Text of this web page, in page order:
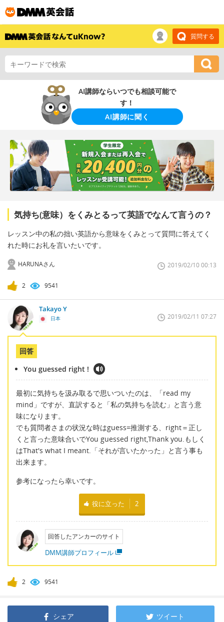
質問する
AI講師ならいつでも相談可能で
す！
AI講師に聞く
気持ち(意味）をくみとるって英語でなんて言うの？
レッスン中の私の拙い英語から意味をくみとって質問に答えてく
れた時にお礼を言いたいです。
HARUNAさん 2019/02/10 00:13
2 9541
Takayo Y
日本 2019/02/11 07:27
回答
You guessed right !
最初に気持ちを汲み取るで思いついたのは、「read my
mind」ですが、直訳すると「私の気持ちを読む」と言う意
味になります。
でも質問者さまの状況な時はguess=推測する、right＝正し
くと言った意味合いでYou guessed right,Thank you.もしく
はThat's what I meant.「それが言いたかった」と言う事も
出来ます。
参考になったら幸いです。
役に立った 2
回答したアンカーのサイト
DMM講師プロフィール
2 9541
シェア ツイート